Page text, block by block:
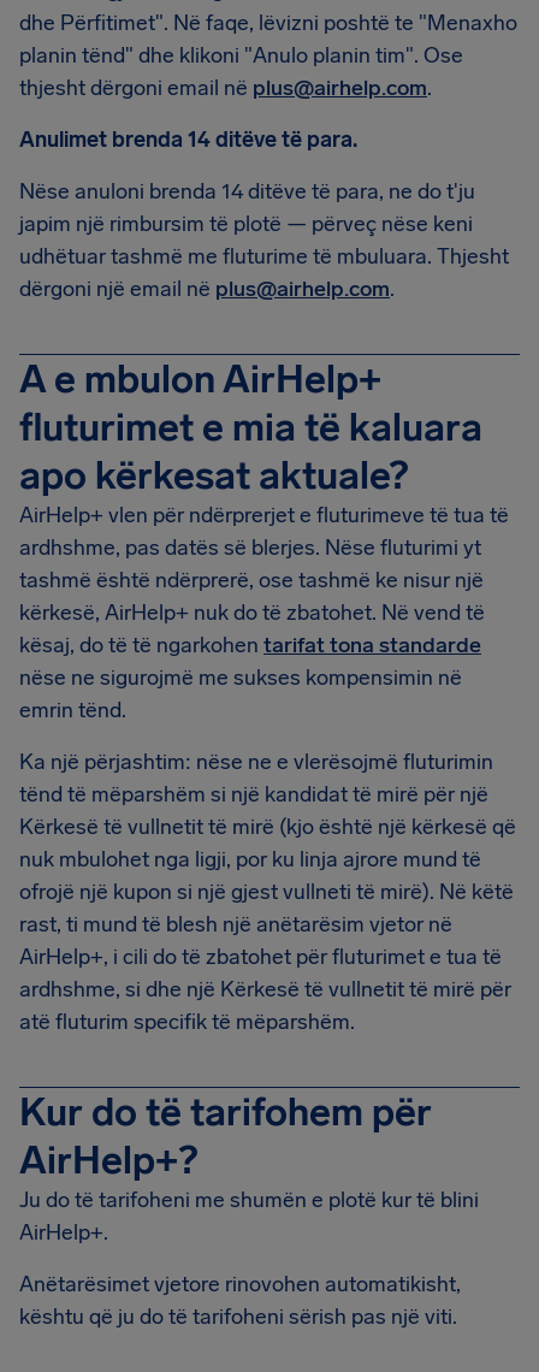
dhe Përfitimet". Në faqe, lëvizni poshtë te "Menaxho
planin tënd" dhe klikoni "Anulo planin tim". Ose
thjesht dërgoni email në plus@airhelp.com.
Anulimet brenda 14 ditëve të para.
Nëse anuloni brenda 14 ditëve të para, ne do t'ju
japim një rimbursim të plotë — përveç nëse keni
udhëtuar tashmë me fluturime të mbuluara. Thjesht
dërgoni një email në plus@airhelp.com.
A e mbulon AirHelp+
fluturimet e mia të kaluara
apo kërkesat aktuale?
AirHelp+ vlen për ndërprerjet e fluturimeve të tua të
ardhshme, pas datës së blerjes. Nëse fluturimi yt
tashmë është ndërprerë, ose tashmë ke nisur një
kërkesë, AirHelp+ nuk do të zbatohet. Në vend të
kësaj, do të të ngarkohen tarifat tona standarde
nëse ne sigurojmë me sukses kompensimin në
emrin tënd.
Ka një përjashtim: nëse ne e vlerësojmë fluturimin
tënd të mëparshëm si një kandidat të mirë për një
Kërkesë të vullnetit të mirë (kjo është një kërkesë që
nuk mbulohet nga ligji, por ku linja ajrore mund të
ofrojë një kupon si një gjest vullneti të mirë). Në këtë
rast, ti mund të blesh një anëtarësim vjetor në
AirHelp+, i cili do të zbatohet për fluturimet e tua të
ardhshme, si dhe një Kërkesë të vullnetit të mirë për
atë fluturim specifik të mëparshëm.
Kur do të tarifohem për
AirHelp+?
Ju do të tarifoheni me shumën e plotë kur të blini
AirHelp+.
Anëtarësimet vjetore rinovohen automatikisht,
kështu që ju do të tarifoheni sërish pas një viti.